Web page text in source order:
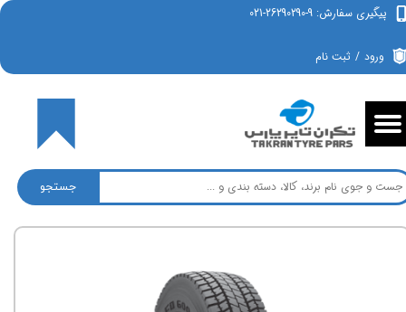
جستجو
پیگیری سفارش: 9-26290290-021
ورود / ثبت نام
تغییر گذر واژه
سفارشات
۰